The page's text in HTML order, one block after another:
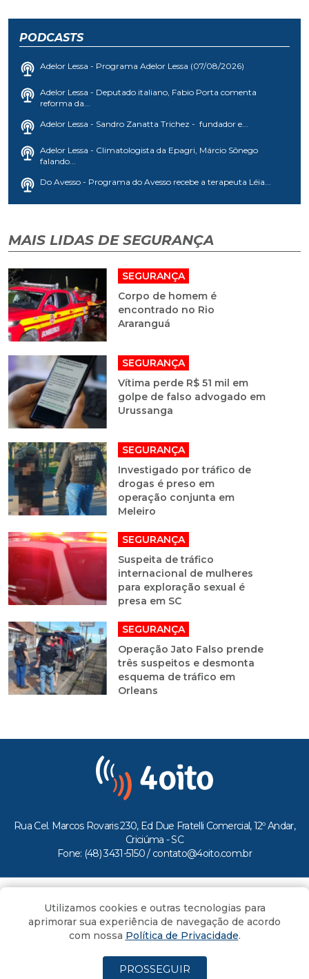
PODCASTS
Adelor Lessa - Programa Adelor Lessa (07/08/2026)
Adelor Lessa - Deputado italiano, Fabio Porta comenta
reforma da...
Adelor Lessa - Sandro Zanatta Trichez - fundador e...
Adelor Lessa - Climatologista da Epagri, Márcio Sônego
falando...
Do Avesso - Programa do Avesso recebe a terapeuta Léia...
MAIS LIDAS DE SEGURANÇA
SEGURANÇA
Corpo de homem é
encontrado no Rio
Araranguá
SEGURANÇA
Vítima perde R$ 51 mil em
golpe de falso advogado em
Urussanga
SEGURANÇA
Investigado por tráfico de
drogas é preso em
operação conjunta em
Meleiro
SEGURANÇA
Suspeita de tráfico
internacional de mulheres
para exploração sexual é
presa em SC
SEGURANÇA
Operação Jato Falso prende
três suspeitos e desmonta
esquema de tráfico em
Orleans
Rua Cel. Marcos Rovaris 230, Ed Due Fratelli Comercial, 12º Andar,
Criciúma - SC
Fone: (48) 3431-5150 / contato@4oito.com.br
Todos os direitos reservados ao Portal 4oito
Utilizamos cookies e outras tecnologias para
aprimorar sua experiência de navegação de acordo
com nossa Política de Privacidade.
PROSSEGUIR